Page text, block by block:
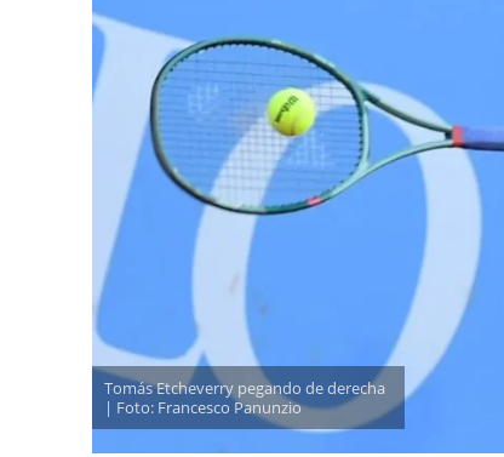
Tomás Etcheverry pegando de derecha
| Foto: Francesco Panunzio